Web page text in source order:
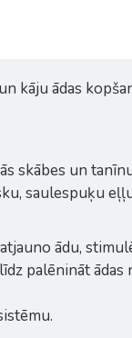
kāju ādas
skābes un
saulespuķu
ādu,
palēnināt ādas